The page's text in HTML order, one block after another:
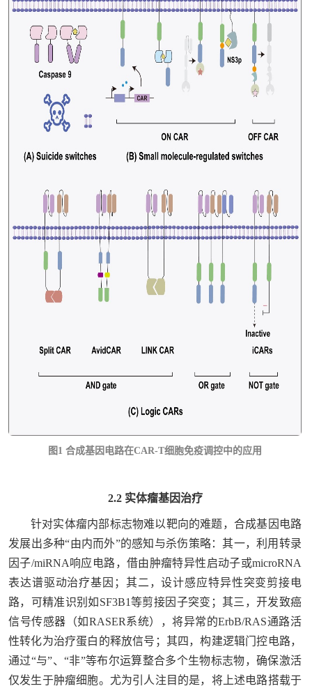
图1 合成基因电路在CAR-T细胞免疫调控中的应用
2.2 实体瘤基因治疗
针对实体瘤内部标志物难以靶向的难题，合成基因电路
发展出多种“由内而外”的感知与杀伤策略：其一，利用转录
因子/miRNA响应电路，借由肿瘤特异性启动子或microRNA
表达谱驱动治疗基因；其二，设计感应特异性突变剪接电
路，可精准识别如SF3B1等剪接因子突变；其三，开发致癌
信号传感器（如RASER系统），将异常的ErbB/RAS通路活
性转化为治疗蛋白的释放信号；其四，构建逻辑门控电路，
通过“与”、“非”等布尔运算整合多个生物标志物，确保激活
仅发生于肿瘤细胞。尤为引人注目的是，将上述电路搭载于